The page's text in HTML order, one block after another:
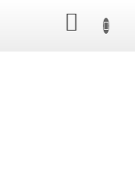
KOŠÍK